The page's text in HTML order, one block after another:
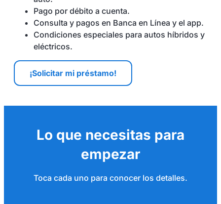
Pago por débito a cuenta.
Consulta y pagos en Banca en Línea y el app.
Condiciones especiales para autos híbridos y
eléctricos.
¡Solicitar mi préstamo!
Lo que necesitas para
empezar
Toca cada uno para conocer los detalles.